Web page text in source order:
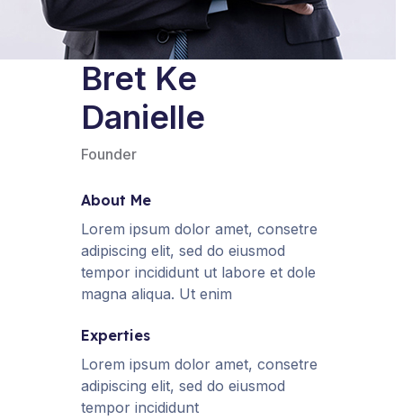
Bret Ke
Danielle
Founder
About Me
Lorem ipsum dolor amet, consetre
adipiscing elit, sed do eiusmod
tempor incididunt ut labore et dole
magna aliqua. Ut enim
Experties
Lorem ipsum dolor amet, consetre
adipiscing elit, sed do eiusmod
tempor incididunt